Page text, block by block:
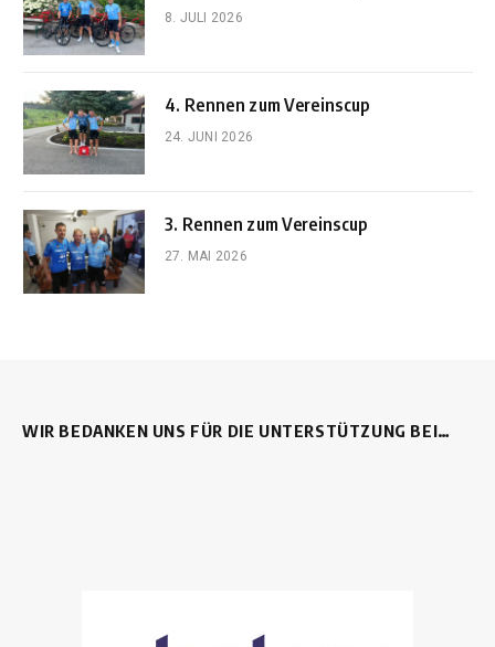
8. JULI 2026
4. Rennen zum Vereinscup
24. JUNI 2026
3. Rennen zum Vereinscup
27. MAI 2026
WIR BEDANKEN UNS FÜR DIE UNTERSTÜTZUNG BEI…